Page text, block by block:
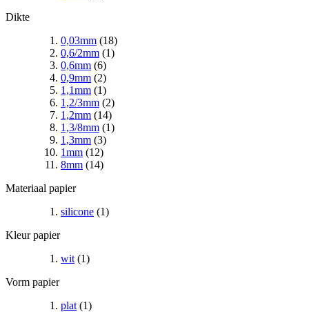
Dikte
0,03mm (18)
0,6/2mm (1)
0,6mm (6)
0,9mm (2)
1,1mm (1)
1,2/3mm (2)
1,2mm (14)
1,3/8mm (1)
1,3mm (3)
1mm (12)
8mm (14)
Materiaal papier
silicone (1)
Kleur papier
wit (1)
Vorm papier
plat (1)